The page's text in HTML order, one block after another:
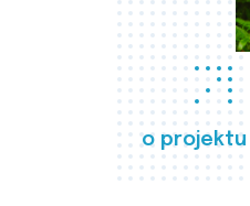
o projektu